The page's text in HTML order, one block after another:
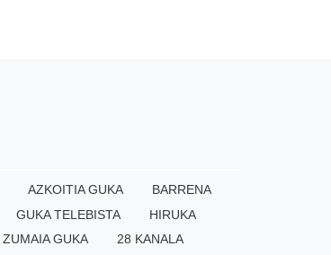
AZKOITIA GUKA
BARRENA
GUKA TELEBISTA
HIRUKA
ZUMAIA GUKA 28 KANALA